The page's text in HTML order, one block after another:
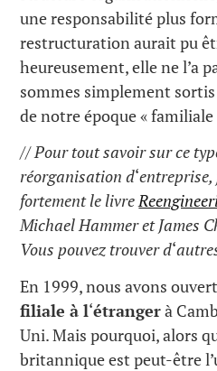
une responsabilité plus
restructuration aurait pu
heureusement, elle ne l’a
sommes simplement
de notre époque « familiale
// Pour tout savoir sur ce
réorganisation d‘entreprise,
fortement le livre
Michael Hammer et James
Vous pouvez trouver d‘
En 1999, nous avons
filiale à l‘étrangerà
Uni. Mais pourquoi, alors
britannique est peut-être